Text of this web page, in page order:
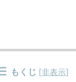
もくじ [非表示]